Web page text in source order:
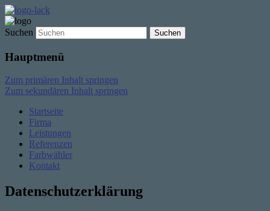
Suchen
Hauptmenü
Zum primären Inhalt springen
Zum sekundären Inhalt springen
Startseite
Firma
Leistungen
Referenzen
Farbwähler
Kontakt
Datenschutzerklärung